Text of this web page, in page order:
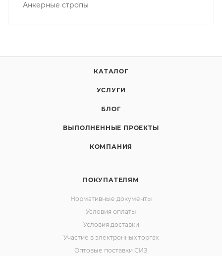
Анкерные стропы
КАТАЛОГ
УСЛУГИ
БЛОГ
ВЫПОЛНЕННЫЕ ПРОЕКТЫ
КОМПАНИЯ
ПОКУПАТЕЛЯМ
Нормативные документы
Условия оплаты
Условия доставки
Участие в электронных торгах
Оптовые поставки СИЗ